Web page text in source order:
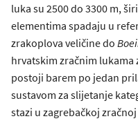
luka su 2500 do 3300 m,
elementima spadaju u
zrakoplova veličine do
hrvatskim zračnim
postoji barem po jedan
sustavom za slijetanje
stazi u zagrebačkoj